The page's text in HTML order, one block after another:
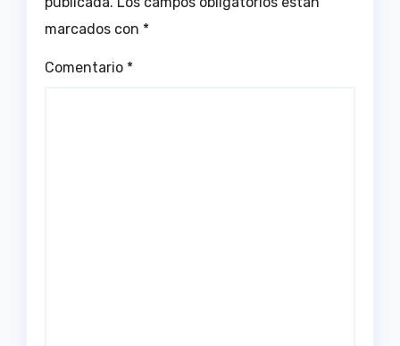
marcados con *
Comentario *